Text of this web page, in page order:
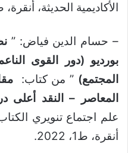
الأكاديمية الحديثة، أنقرة، ط1،
– حسام الدين فياض: ”
بورديو (دور القوى
المجتمع) ” من كتاب:
المعاصر – النقد أعلى
أنقرة، ط1، 2022.